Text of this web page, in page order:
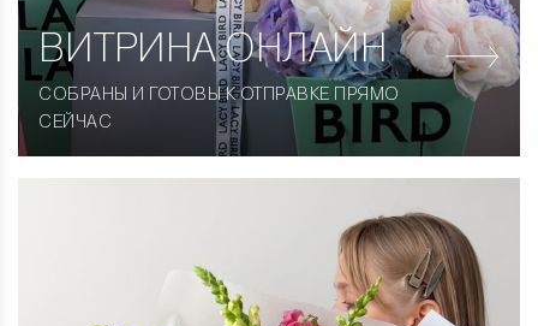
ВИТРИНАОНЛАЙН
СОБРАНЫ И ГОТОВЫ К ОТПРАВКЕ ПРЯМО
СЕЙЧАС